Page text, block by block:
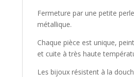
Fermeture par une petite
métallique.
Chaque pièce est unique,
et cuite à très haute
Les bijoux résistent à la